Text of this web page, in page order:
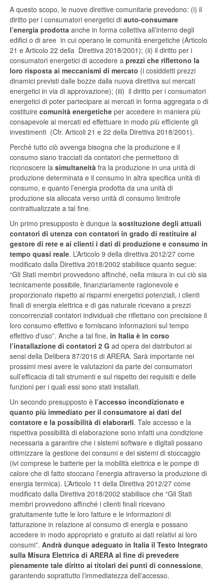
A questo scopo, le nuove direttive comunitarie prevedono: (i) il
diritto per i consumatori energetici di auto-consumare
l’energia prodotta anche in forma collettiva all’interno degli
edifici o di aree in cui operano le comunità energetiche (Articolo
21 e Articolo 22 della Direttiva 2018/2001); (ii) il diritto per i
consumatori energetici di accedere a prezzi che riflettono la
loro risposta ai meccanismi di mercato (i cosiddetti prezzi
dinamici previsti dalle bozze dalla nuova direttiva sui mercati
energetici in via di approvazione); (iii) il diritto per i consumatori
energetici di poter partecipare ai mercati in forma aggregata o di
costituire comunità energetiche per accedere in maniera più
consapevole ai mercati ed effettuare in modo più efficiente gli
investimenti (Cfr. Articoli 21 e 22 della Direttiva 2018/2001).
Perché tutto ciò avvenga bisogna che la produzione e il
consumo siano tracciati da contatori che permettono di
riconoscere la simultaneità fra la produzione in una unità di
produzione determinata e il consumo in altra specifica unità di
consumo, e quanto l’energia prodotta da una unità di
produzione sia allocata verso unità di consumo limitrofe
contrattualizzate a tal fine.
Un primo presupposto è dunque la sostituzione degli attuali
contatori di utenza con contatori in grado di restituire al
gestore di rete e ai clienti i dati di produzione e consumo in
tempo quasi reale. L’Articolo 9 della direttiva 2012/27 come
modificato dalla Direttiva 2018/2002 stabilisce quanto segue:
“Gli Stati membri provvedono affinché, nella misura in cui ciò sia
tecnicamente possibile, finanziariamente ragionevole e
proporzionato rispetto ai risparmi energetici potenziali, i clienti
finali di energia elettrica e di gas naturale ricevano a prezzi
concorrenziali contatori individuali che riflettano con precisione il
loro consumo effettivo e forniscano informazioni sul tempo
effettivo d'uso”. Anche a tal fine, in Italia è in corso
l’installazione di contatori 2 G ad opera dei distributori ai
sensi della Delibera 87/2016 di ARERA. Sarà importante nei
prossimi mesi avere le valutazioni da parte dei consumatori
sull’efficacia di tali strumenti e sul rispetto dei requisiti e delle
funzioni per i quali essi sono stati installati.
Un secondo presupposto è l’accesso incondizionato e
quanto più immediato per il consumatore ai dati del
contatore e la possibilità di elaborarli. Tale accesso e la
rispettiva possibilità di elaborazione sono infatti una condizione
necessaria a garantire che i sistemi software e digitali possano
ottimizzare la gestione dei consumi e dei sistemi di stoccaggio
(ivi comprese le batterie per la mobilità elettrica e le pompe di
calore che di fatto stoccano l’energia attraverso la produzione di
energia termica). L’Articolo 11 della Direttiva 2012/27 come
modificato dalla Direttiva 2018/2002 stabilisce che “Gli Stati
membri provvedono affinché i clienti finali ricevano
gratuitamente tutte le loro fatture e le informazioni di
fatturazione in relazione al consumo di energia e possano
accedere in modo appropriato e gratuito ai dati relativi ai loro
consumi”. Andrà dunque adeguato in Italia il Testo Integrato
sulla Misura Elettrica di ARERA al fine di prevedere
pienamente tale diritto ai titolari dei punti di connessione,
garantendo soprattutto l’immediatezza dell’accesso.